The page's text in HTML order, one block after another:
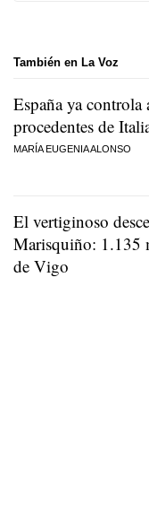
También en La Voz
España ya controla
procedentes de
MARÍA EUGENIA ALONSO
El vertiginoso
Marisquiño: 1.135
de Vigo